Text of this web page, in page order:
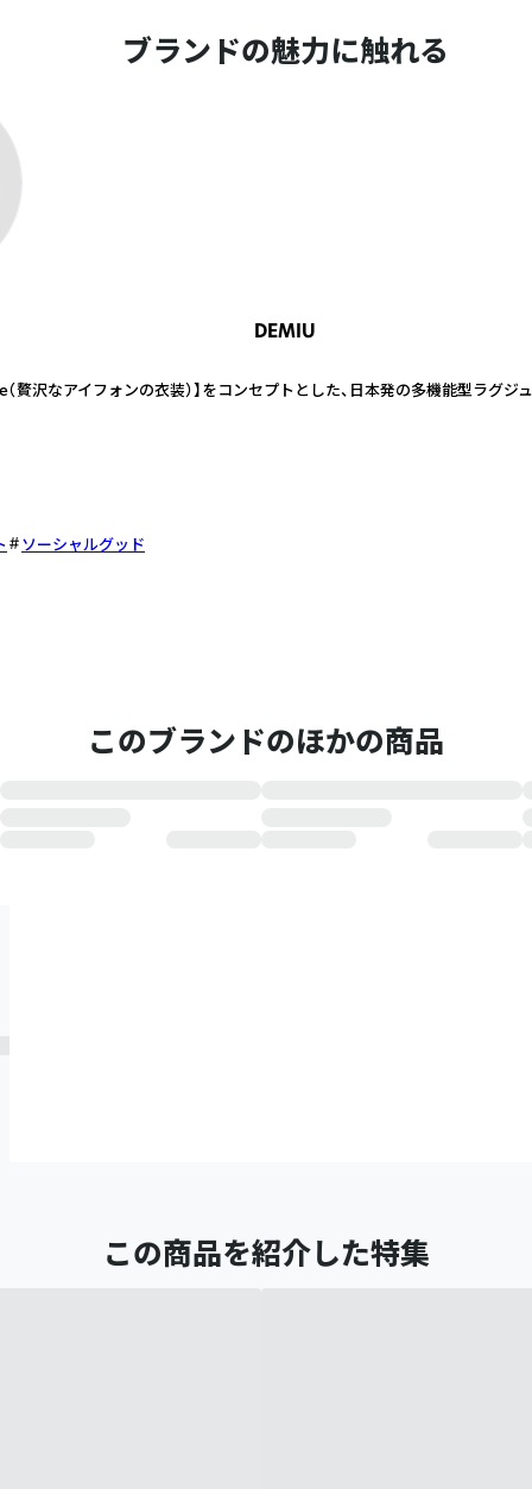
ブランドの魅力に触れる
DEMIU
贅沢なアイフォンの衣装）】をコンセプトとした、日本発の多機能型ラグジ
ソーシャルグッド
このブランドのほかの商品
この商品を紹介した特集